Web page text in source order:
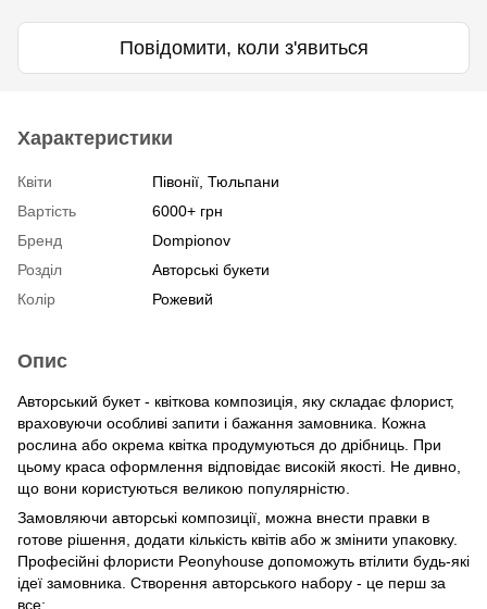
Повідомити, коли з'явиться
Характеристики
Квіти
Півонії, Тюльпани
Вартість
6000+ грн
Бренд
Dompionov
Розділ
Авторські букети
Колір
Рожевий
Опис
Авторський букет - квіткова композиція, яку складає флорист,
враховуючи особливі запити і бажання замовника. Кожна
рослина або окрема квітка продумуються до дрібниць. При
цьому краса оформлення відповідає високій якості. Не дивно,
що вони користуються великою популярністю.
Замовляючи авторські композиції, можна внести правки в
готове рішення, додати кількість квітів або ж змінити упаковку.
Професійні флористи Peonyhouse допоможуть втілити будь-які
ідеї замовника. Створення авторського набору - це перш за
все: